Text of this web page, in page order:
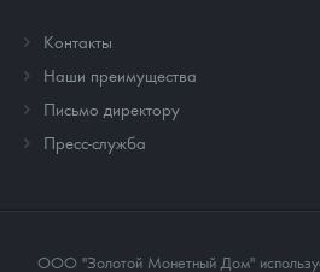
Контакты
Наши преимущества
Письмо директору
Пресс-служба
ООО "Золотой Монетный Дом"